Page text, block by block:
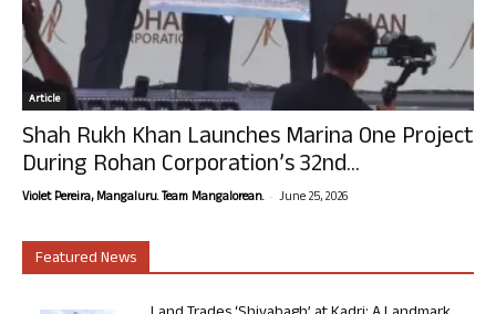
Article
Shah Rukh Khan Launches Marina One Project
During Rohan Corporation’s 32nd...
Violet Pereira, Mangaluru. Team Mangalorean. - June 25, 2026
Featured News